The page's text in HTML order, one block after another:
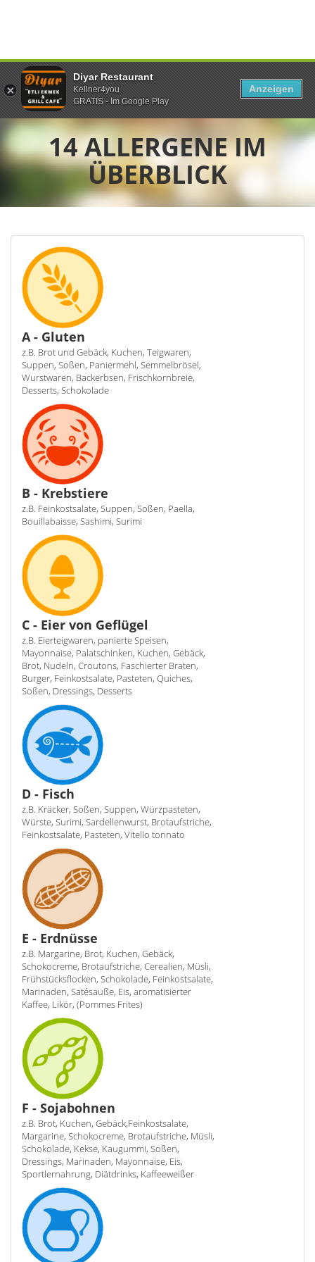
14 ALLERGENE IM
ÜBERBLICK
A - Gluten
z.B. Brot und Gebäck, Kuchen, Teigwaren,
Suppen, Soßen, Paniermehl, Semmelbrösel,
Wurstwaren, Backerbsen, Frischkornbreie,
Desserts, Schokolade
B - Krebstiere
z.B. Feinkostsalate, Suppen, Soßen, Paella,
Bouillabaisse, Sashimi, Surimi
C - Eier von Geflügel
z.B. Eierteigwaren, panierte Speisen,
Mayonnaise, Palatschinken, Kuchen, Gebäck,
Brot, Nudeln, Croutons, Faschierter Braten,
Burger, Feinkostsalate, Pasteten, Quiches,
Soßen, Dressings, Desserts
D - Fisch
z.B. Kräcker, Soßen, Suppen, Würzpasteten,
Würste, Surimi, Sardellenwurst, Brotaufstriche,
Feinkostsalate, Pasteten, Vitello tonnato
E - Erdnüsse
z.B. Margarine, Brot, Kuchen, Gebäck,
Schokocreme, Brotaufstriche, Cerealien, Müsli,
Frühstücksflocken, Schokolade, Feinkostsalate,
Marinaden, Satésauße, Eis, aromatisierter
Kaffee, Likör, (Pommes Frites)
F - Sojabohnen
z.B. Brot, Kuchen, Gebäck,Feinkostsalate,
Margarine, Schokocreme, Brotaufstriche, Müsli,
Schokolade, Kekse, Kaugummi, Soßen,
Dressings, Marinaden, Mayonnaise, Eis,
Sportlernahrung, Diätdrinks, Kaffeeweißer
Diyar Restaurant
Kellner4you
GRATIS - Im Google Play
Anzeigen